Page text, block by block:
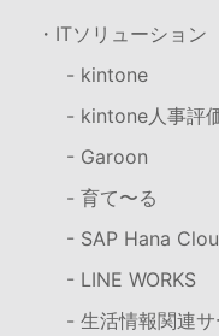
・ITソリューション
- kintone
- kintone人事評
- Garoon
- 育て〜る
- SAP Hana
- LINE WORKS
- 生活情報関連サ